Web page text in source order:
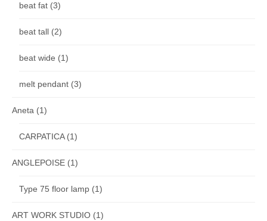
beat fat (3)
beat tall (2)
beat wide (1)
melt pendant (3)
Aneta (1)
CARPATICA(1)
ANGLEPOISE (1)
Type 75 floor lamp (1)
ART WORK STUDIO (1)